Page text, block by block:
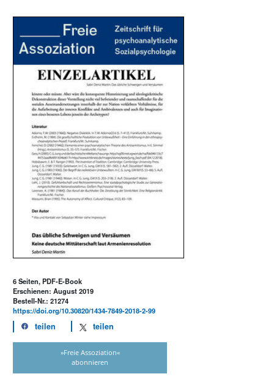
6 Seiten, PDF-E-Book
Erschienen: August 2019
Bestell-Nr.: 21274
https://doi.org/10.30820/1434-7849-2018-2-99
teilen teilen
»Freie Assoziation«
abonnieren